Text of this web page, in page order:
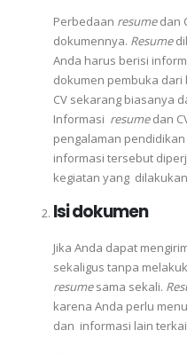
Perbedaan resumedan
dokumennya. Resume
Anda harus berisi
dokumen pembuka dari
CV sekarang biasanya
Informasi resumedan
pengalaman
informasi tersebut
kegiatan yang
Isi dokumen
Jika Anda dapat
sekaligus tanpa
resumesama sekali.
karena Anda perlu
dan informasi lain